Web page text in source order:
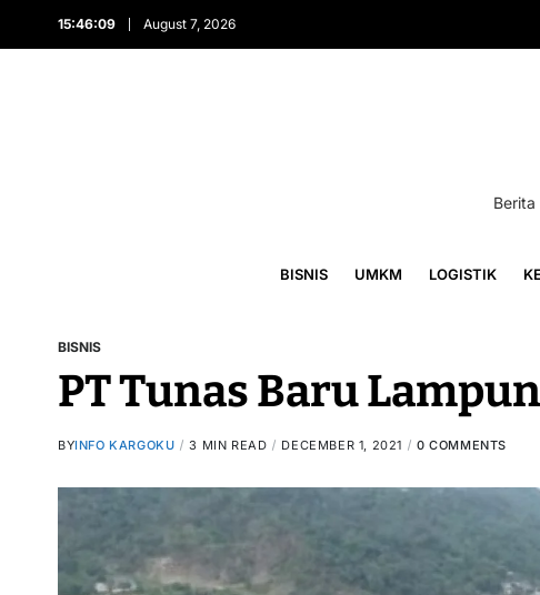
15:46:11 August 7, 2026
BISNIS UMKM LOGISTIK
BISNIS
PT Tunas Baru
BYINFO KARGOKU 3 MIN READ DECEMBER 1, 2021 0 COMMENTS